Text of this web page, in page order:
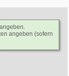
angeben (sofern